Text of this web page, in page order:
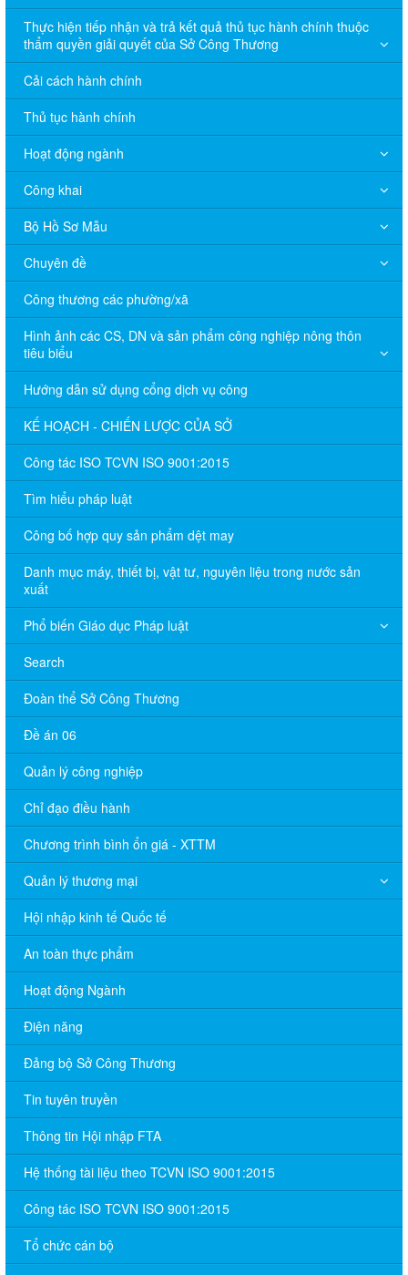
Thực hiện tiếp nhận và trả kết quả thủ tục hành chính thuộc
thẩm quyền giải quyết của Sở Công Thương
Cải cách hành chính
Thủ tục hành chính
Hoạt động ngành
Công khai
Bộ Hồ Sơ Mẫu
Chuyên đề
Công thương các phường/xã
Hình ảnh các CS, DN và sản phẩm công nghiệp nông thôn
tiêu biểu
Hướng dẫn sử dụng cổng dịch vụ công
KẾ HOẠCH - CHIẾN LƯỢC CỦA SỞ
Công tác ISO TCVN ISO 9001:2015
Tìm hiểu pháp luật
Công bố hợp quy sản phẩm dệt may
Danh mục máy, thiết bị, vật tư, nguyên liệu trong nước sản
xuất
Phổ biến Giáo dục Pháp luật
Search
Đoàn thể Sở Công Thương
Đề án 06
Quản lý công nghiệp
Chỉ đạo điều hành
Chương trình bình ổn giá - XTTM
Quản lý thương mại
Hội nhập kinh tế Quốc tế
An toàn thực phẩm
Hoạt động Ngành
Điện năng
Đảng bộ Sở Công Thương
Tin tuyên truyền
Thông tin Hội nhập FTA
Hệ thống tài liệu theo TCVN ISO 9001:2015
Công tác ISO TCVN ISO 9001:2015
Tổ chức cán bộ